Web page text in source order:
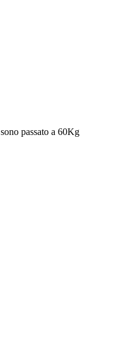
sono passato a 60Kg